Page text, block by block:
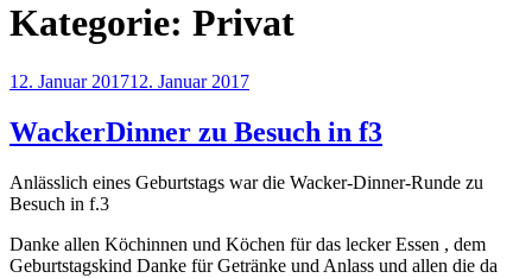
Kategorie: Privat
Veröffentlicht
12. Januar 201712. Januar 2017
WackerDinner zu Besuch in f3
Anlässlich eines Geburtstags war die Wacker-Dinner-Runde zu
Besuch in f.3
Danke allen Köchinnen und Köchen für das lecker Essen , dem
Geburtstagskind Danke für Getränke und Anlass und allen die da